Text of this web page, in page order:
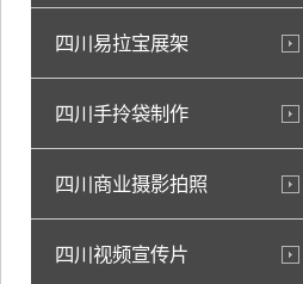
四川易拉宝展架
四川手拎袋制作
四川商业摄影拍照
四川视频宣传片